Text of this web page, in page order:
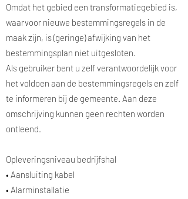
Omdat het gebied een transformatiegebied is,
waarvoor nieuwe bestemmingsregels in de
maak zijn, is (geringe) afwijking van het
bestemmingsplan niet uitgesloten.
Als gebruiker bent u zelf verantwoordelijk voor
het voldoen aan de bestemmingsregels en zelf
te informeren bij de gemeente. Aan deze
omschrijving kunnen geen rechten worden
ontleend.
Opleveringsniveau bedrijfshal
• Aansluiting kabel
• Alarminstallatie